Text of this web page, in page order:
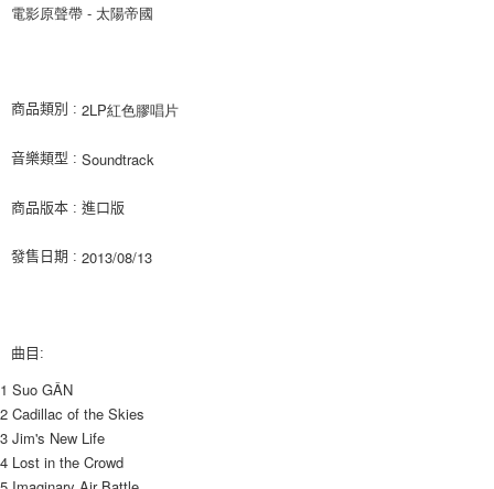
便利好安心！
【「AFTEE先享後付」結帳流程】
結帳頁面，進行簡訊認證並確認金額後，即可完成結帳。
３．收到繳費通知簡訊後14天內，點擊此簡訊中的連結，可透過四大超商／
購買商品的店家。未經商家同意取消之訂單仍視為有效，需透過AFTEE先享
【注意事項】
１．透過由恩沛科技股份有限公司提供之「AFTEE先享後付」服務完成之交
易，需依本服務之必要範圍內提供個人資料，並將交易相關給付款項請求債
權轉讓予恩沛科技股份有限公司。
２．關於個人資料處理事宜，請瀏覽以下網址：
https://aftee.tw/terms/#terms3
每筆NT$60，滿NT$1,599(含以上)免運費
付款後全家取貨
每筆NT$60，滿NT$1,599(含以上)免運費
每筆NT$90
宅配 (離島)
每筆NT$200
電影原聲帶 - 太陽帝國
商品類別 : 2LP紅色膠唱片
音樂類型 : Soundtrack
商品版本 : 進口版
發售日期 : 2013/08/13
曲目:
1 Suo GÂN
2 Cadillac of the Skies
3 Jim's New Life
4 Lost in the Crowd